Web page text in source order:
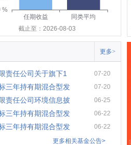
%
任期收益
同类平均
截止至：2026-08-03
更多>
责任公司关于旗下1 07-20
三年持有期混合型发 07-20
责任公司环境信息披 06-25
三年持有期混合型发 06-22
三年持有期混合型发
06-22
更多相关基金公告>